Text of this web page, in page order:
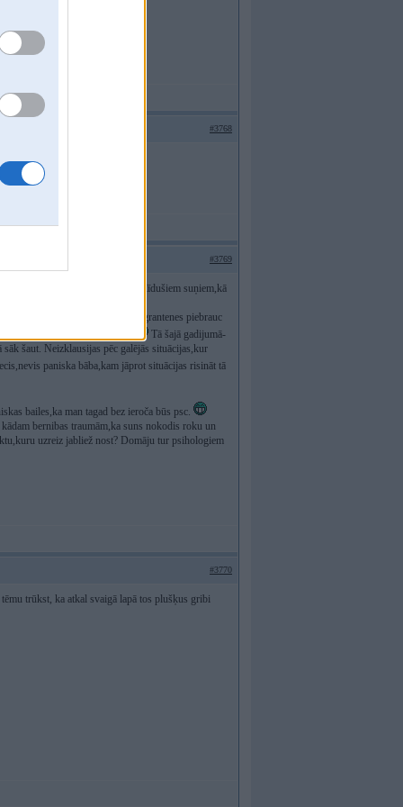
#3768
ok.
#3769
nemāk risināt situāciju ar noklīdušiem suņiem,kā
Nu tā,kā man vienreiz uz lauku grantenes piebrauc
Tā šajā gadijumā-
šaut. Neizklausijas pēc galējās situācijas,kur
paniska bāba,kam jāprot situācijas risināt tā
bailes,ka man tagad bez ieroča būs psc.
bernibas traumām,ka suns nokodis roku un
uzreiz jabliež nost? Domāju tur psihologiem
#3770
trūkst, ka atkal svaigā lapā tos plušķus gribi